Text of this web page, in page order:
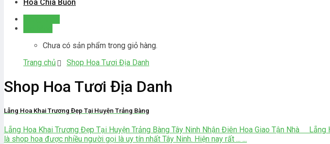
Hoa Chia Buồn
Chưa có sản phẩm trong giỏ hàng.
Trang chủ
Shop Hoa Tươi Địa Danh
Shop Hoa Tươi Địa Danh
Lẵng Hoa Khai Trương Đẹp Tại Huyện Trảng Bàng
Lẵng Hoa Khai Trương Đẹp Tại Huyện Trảng Bàng Tây Ninh Nhận Điên Hoa Giao Tận Nhà
là shop hoa được nhiều người gọi là uy tín nhất Tây Ninh. Hiện nay rất ... ...